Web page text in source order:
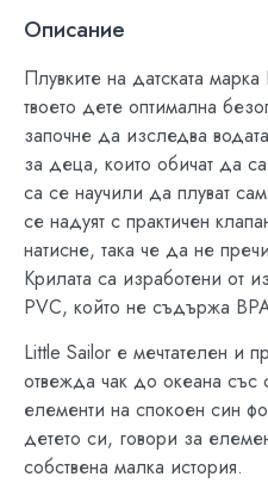
Описание
Плувките на датската
твоето дете оптимална
започне да изследва
за деца, които обичат да
са се научили да плуват
се надуят с практичен
натисне, така че да не
Крилата са изработени от
PVC, който не съдържа
Little Sailor е мечтателен и
отвежда чак до океана със
елементи на спокоен син
детето си, говори за
собствена малка история.